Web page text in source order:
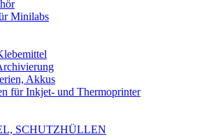
Minilabs
Akkus
für Inkjet- und Thermoprinter
SCHUTZHÜLLEN